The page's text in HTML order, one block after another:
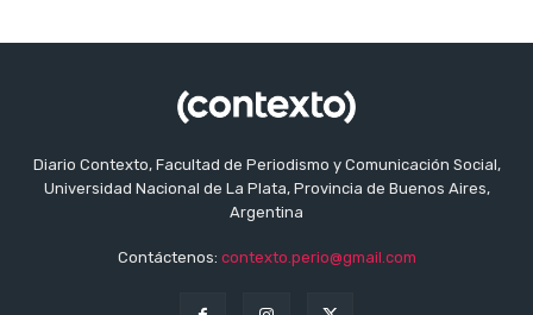
Diario Contexto, Facultad de Periodismo y Comunicación Social,
Universidad Nacional de La Plata, Provincia de Buenos Aires,
Argentina
Contáctenos: contexto.perio@gmail.com